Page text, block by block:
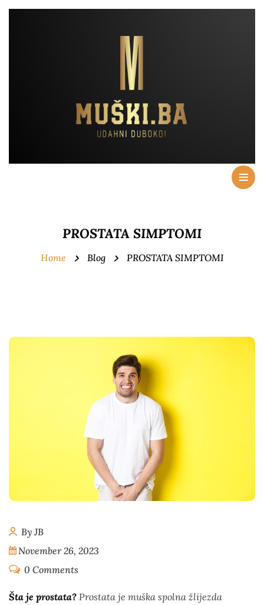
PROSTATA SIMPTOMI
Home Blog PROSTATA SIMPTOMI
By JB
November 26, 2023
0 Comments
Šta je prostata? Prostata je muška spolna žlijezda